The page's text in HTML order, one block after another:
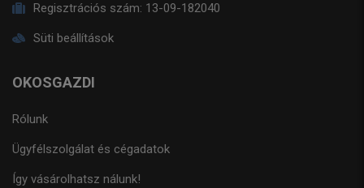
Regisztrációs szám: 13-09-182040
Süti beállítások
OKOSGAZDI
Rólunk
Ügyfélszolgálat és cégadatok
Így vásárolhatsz nálunk!